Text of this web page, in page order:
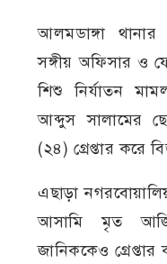
আলমডাঙ্গা
সঙ্গীয় অফিসার ও
শিশু নির্যাতন
আব্দুস সালামের
(২৪) গ্রেপ্তার করে
এছাড়া
আসামি মৃত
জানিককেও